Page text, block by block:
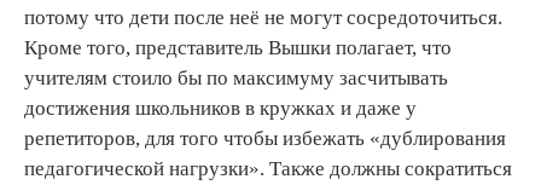
потому что дети после неё не могут сосредоточиться.
Кроме того, представитель Вышки полагает, что
учителям стоило бы по максимуму засчитывать
достижения школьников в кружках и даже у
репетиторов, для того чтобы избежать «дублирования
педагогической нагрузки». Также должны сократиться